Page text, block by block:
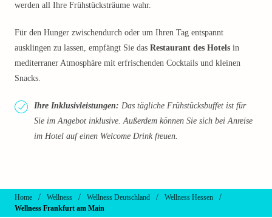
werden all Ihre Frühstücksträume wahr.
Für den Hunger zwischendurch oder um Ihren Tag entspannt
ausklingen zu lassen, empfängt Sie das Restaurant des Hotels in
mediterraner Atmosphäre mit erfrischenden Cocktails und kleinen
Snacks.
Ihre Inklusivleistungen: Das tägliche Frühstücksbuffet ist für
Sie im Angebot inklusive. Außerdem können Sie sich bei Anreise
im Hotel auf einen Welcome Drink freuen.
Home / Wellness / Wellness Deutschland / Wellness Hessen /
Wellness Frankfurt am Main